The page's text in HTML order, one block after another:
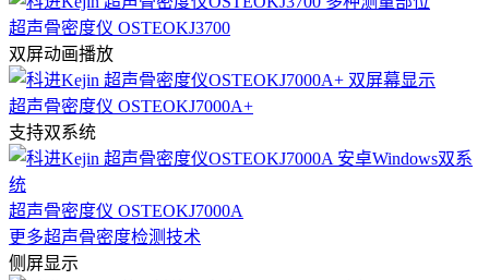
超声骨密度仪 OSTEOKJ3700
双屏动画播放
超声骨密度仪 OSTEOKJ7000A+
支持双系统
超声骨密度仪 OSTEOKJ7000A
更多超声骨密度检测技术
侧屏显示